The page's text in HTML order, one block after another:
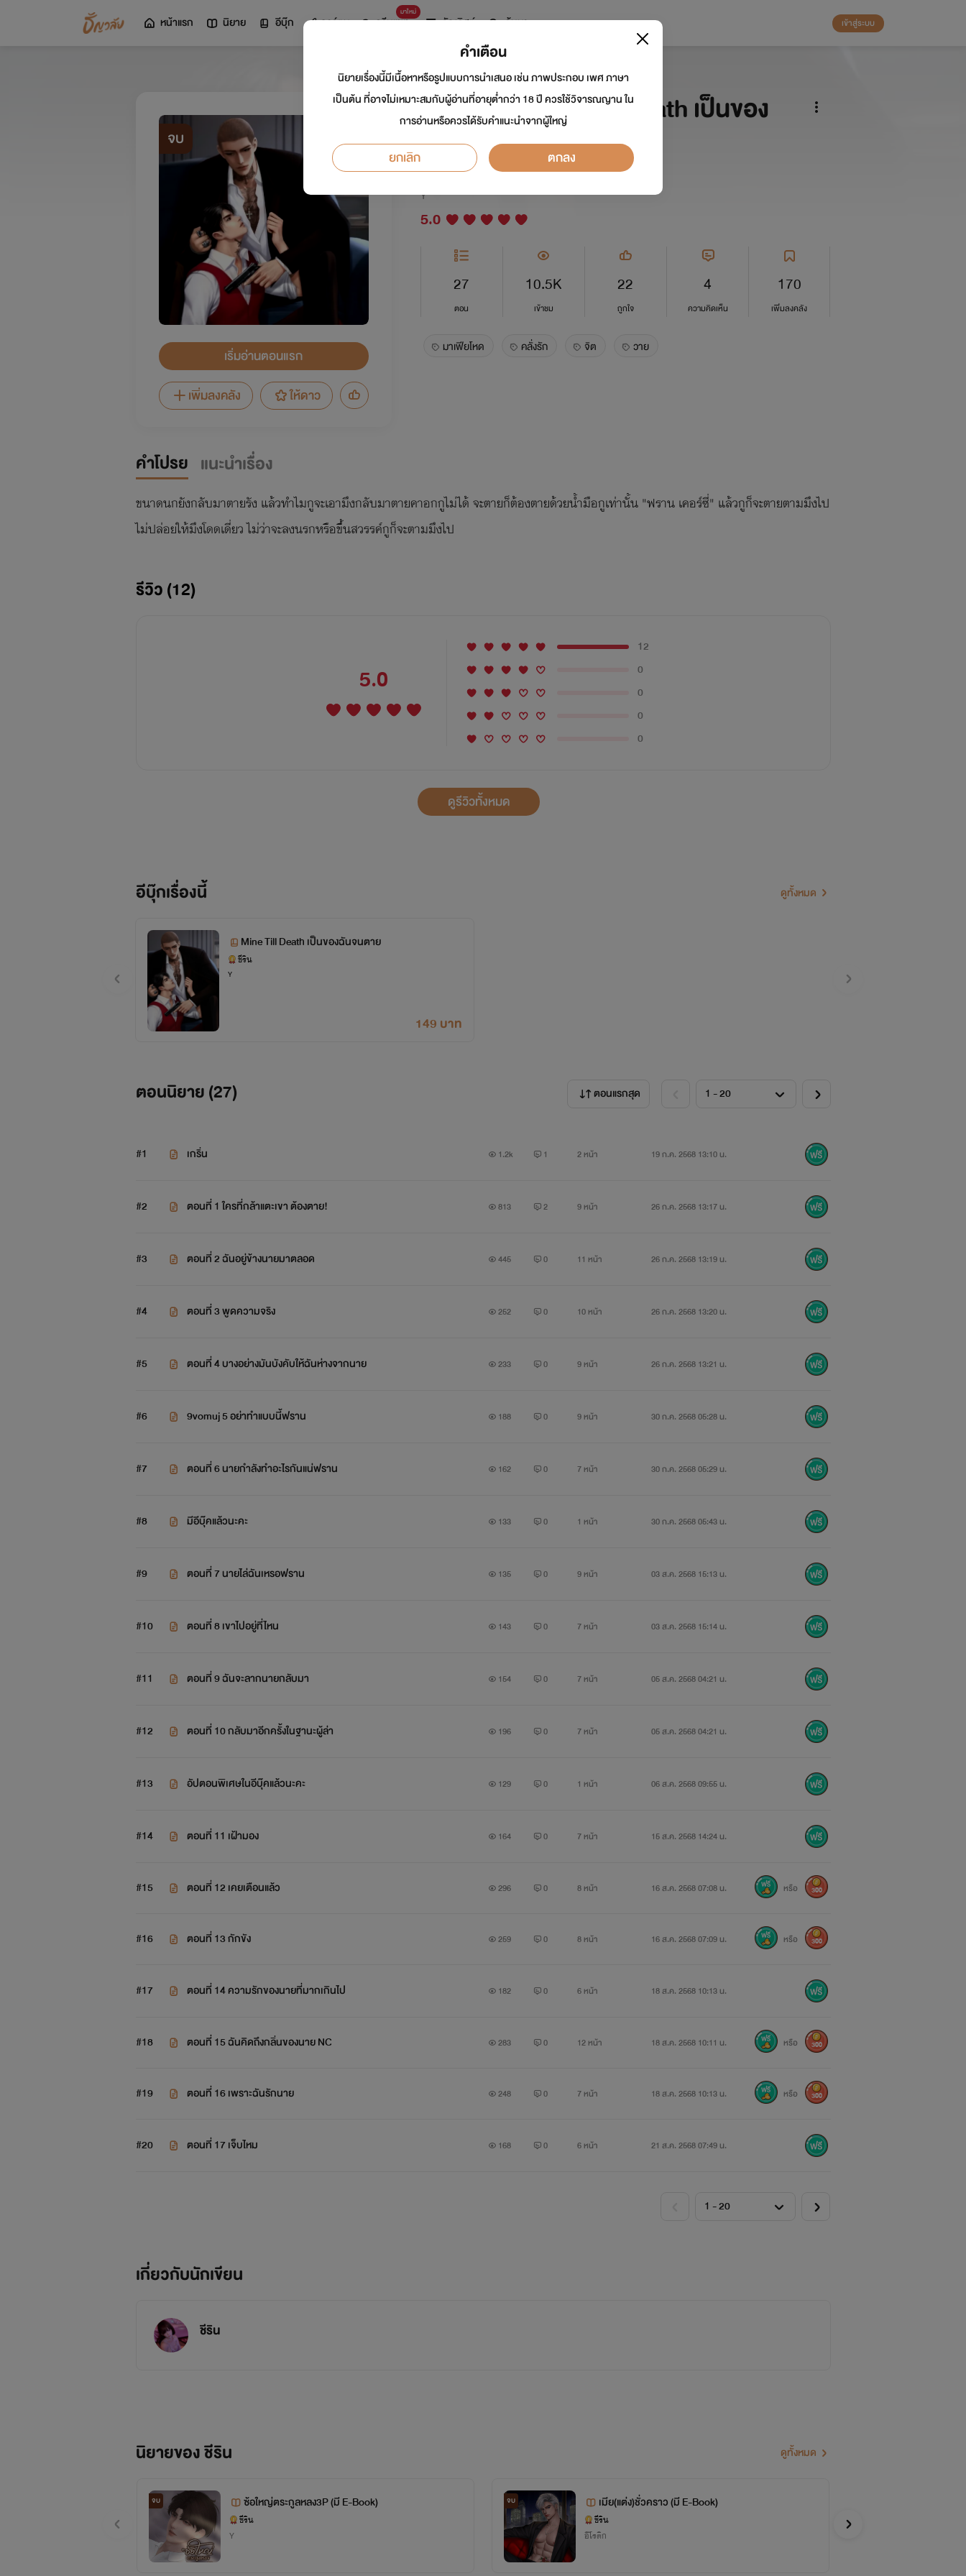
หน้าแรก นิยาย อีบุ๊ก การ์ตูน
มาใหม่
ดรีมแชท ธัญลิสต์ ค้นหา เข้าสู่ระบบ
จบ
เริ่มอ่านตอนแรก
เพิ่มลงคลัง
ให้ดาว
(มีอีบุ๊ค) Mine Till Death เป็นของ
ฉันจนตาย
นักเขียน:ชีริน
Y
5.0
27
ตอน
10.5K
เข้าชม
22
ถูกใจ
4
ความคิดเห็น
170
เพิ่มลงคลัง
มาเฟียโหด คลั่งรัก จิต วาย
คำโปรย แนะนำเรื่อง
ขนาดนกยังกลับมาตายรัง แล้วทำไมกูจะเอามึงกลับมาตายคาอกกูไม่ได้ จะตายก็ต้องตายด้วยน้ำมือกูเท่านั้น "ฟราน เคอร์ซี่" แล้วกูก็จะตายตามมึงไป
ไม่ปล่อยให้มึงโดดเดี่ยว ไม่ว่าจะลงนรกหรือขึ้นสวรรค์กูก็จะตามมึงไป
รีวิว (12)
5.0
12
0
0
0
0
ดูรีวิวทั้งหมด
อีบุ๊กเรื่องนี้ ดูทั้งหมด
Mine Till Death เป็นของฉันจนตาย
ชีริน
Y
149 บาท
ตอนนิยาย (27) ตอนแรกสุด
#1 เกริ่น 1.2k 1 2 หน้า 19 ก.ค. 2568 13:10 น.
#2 ตอนที่ 1 ใครที่กล้าแตะเขา ต้องตาย! 813 2 9 หน้า 26 ก.ค. 2568 13:17 น.
#3 ตอนที่ 2 ฉันอยู่ข้างนายมาตลอด 445 0 11 หน้า 26 ก.ค. 2568 13:19 น.
#4 ตอนที่ 3 พูดความจริง 252 0 10 หน้า 26 ก.ค. 2568 13:20 น.
#5 ตอนที่ 4 บางอย่างมันบังคับให้ฉันห่างจากนาย 233 0 9 หน้า 26 ก.ค. 2568 13:21 น.
#6 9vomuj 5 อย่าทำแบบนี้ฟราน 188 0 9 หน้า 30 ก.ค. 2568 05:28 น.
#7 ตอนที่ 6 นายกำลังทำอะไรกันแน่ฟราน 162 0 7 หน้า 30 ก.ค. 2568 05:29 น.
#8 มีอีบุ๊คแล้วนะคะ 133 0 1 หน้า 30 ก.ค. 2568 05:43 น.
#9 ตอนที่ 7 นายไล่ฉันเหรอฟราน 135 0 9 หน้า 03 ส.ค. 2568 15:13 น.
#10 ตอนที่ 8 เขาไปอยู่ที่ไหน 143 0 7 หน้า 03 ส.ค. 2568 15:14 น.
#11 ตอนที่ 9 ฉันจะลากนายกลับมา 154 0 7 หน้า 05 ส.ค. 2568 04:21 น.
#12 ตอนที่ 10 กลับมาอีกครั้งในฐานะผู้ล่า 196 0 7 หน้า 05 ส.ค. 2568 04:21 น.
#13 อัปตอนพิเศษในอีบุ๊คแล้วนะคะ 129 0 1 หน้า 06 ส.ค. 2568 09:55 น.
#14 ตอนที่ 11 เฝ้ามอง 164 0 7 หน้า 15 ส.ค. 2568 14:24 น.
#15 ตอนที่ 12 เคยเตือนแล้ว 296 0 8 หน้า 16 ส.ค. 2568 07:08 น. หรือ 300
#16 ตอนที่ 13 กักขัง 259 0 8 หน้า 16 ส.ค. 2568 07:09 น. หรือ 300
#17 ตอนที่ 14 ความรักของนายที่มากเกินไป 182 0 6 หน้า 18 ส.ค. 2568 10:13 น.
#18 ตอนที่ 15 ฉันคิดถึงกลิ่นของนาย NC 283 0 12 หน้า 18 ส.ค. 2568 10:11 น. หรือ 300
#19 ตอนที่ 16 เพราะฉันรักนาย 248 0 7 หน้า 18 ส.ค. 2568 10:13 น. หรือ 300
#20 ตอนที่ 17 เจ็บไหม 168 0 6 หน้า 21 ส.ค. 2568 07:49 น.
เกี่ยวกับนักเขียน
ชีริน
นิยายของ ชีริน ดูทั้งหมด
จบ ซ้อใหญ่ตระกูลหลง3P (มี E-Book)
ชีริน
Y
จบ เมีย(แต่ง)ชั่วคราว (มี E-Book)
ชีริน
อีโรติก
คำเตือน
นิยายเรื่องนี้มีเนื้อหาหรือรูปแบบการนำเสนอ เช่น ภาพประกอบ เพศ ภาษา
เป็นต้น ที่อาจไม่เหมาะสมกับผู้อ่านที่อายุต่ำกว่า 18 ปี ควรใช้วิจารณญาน ใน
การอ่านหรือควรได้รับคำแนะนำจากผู้ใหญ่
ยกเลิก ตกลง